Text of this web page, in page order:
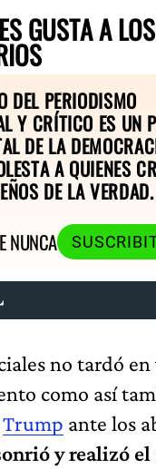
GUSTA A LOS
DEL PERIODISMO
Y CRÍTICO ES UN
DE LA
A QUIENES
DE LA VERDAD.
NUNCA
no tardó
como así
Trump ante los
y realizó el